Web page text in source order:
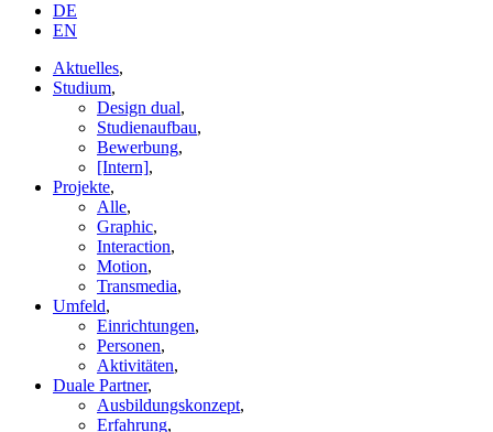
DE
EN
Aktuelles,
Studium,
Design dual,
Studienaufbau,
Bewerbung,
[Intern],
Projekte,
Alle,
Graphic,
Interaction,
Motion,
Transmedia,
Umfeld,
Einrichtungen,
Personen,
Aktivitäten,
Duale Partner,
Ausbildungskonzept,
Erfahrung,